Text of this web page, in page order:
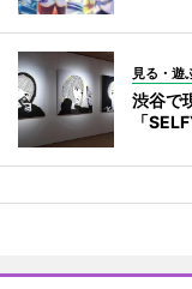
見る・遊
渋谷で
「